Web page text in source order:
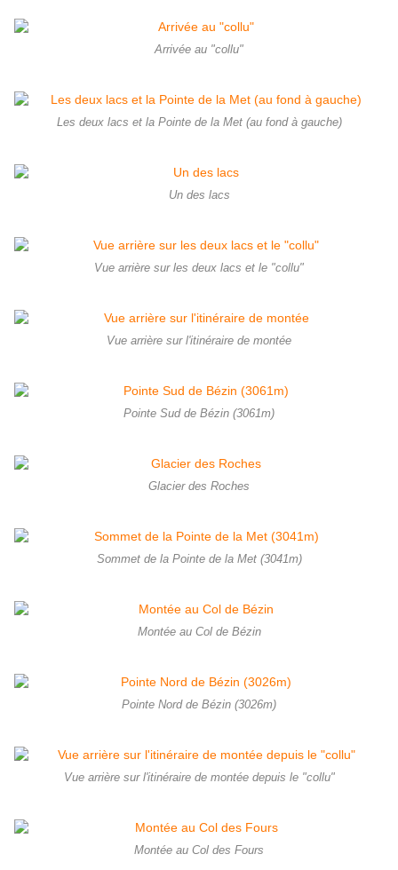
Arrivée au "collu"
Les deux lacs et la Pointe de la Met (au fond à gauche)
Un des lacs
Vue arrière sur les deux lacs et le "collu"
Vue arrière sur l'itinéraire de montée
Pointe Sud de Bézin (3061m)
Glacier des Roches
Sommet de la Pointe de la Met (3041m)
Montée au Col de Bézin
Pointe Nord de Bézin (3026m)
Vue arrière sur l'itinéraire de montée depuis le "collu"
Montée au Col des Fours